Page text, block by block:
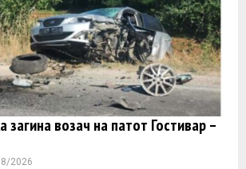
загина возач на патот Гостивар –
2026